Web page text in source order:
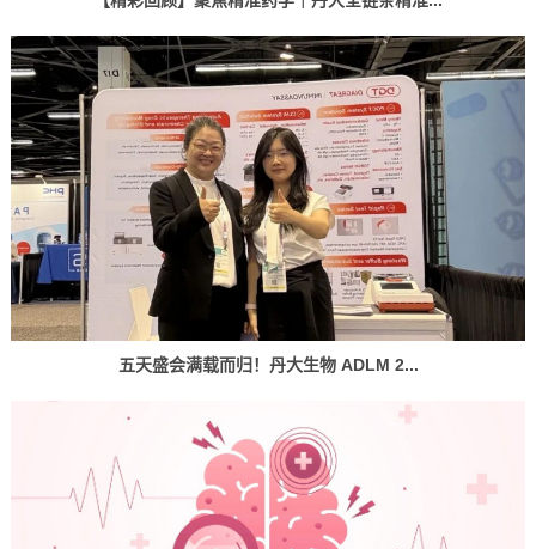
五天盛会满载而归！丹大生物 ADLM 2...